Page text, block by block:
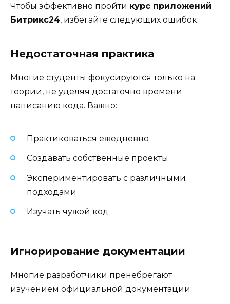
Чтобы эффективно пройти курс приложений
Битрикс24, избегайте следующих ошибок:
Недостаточная практика
Многие студенты фокусируются только на
теории, не уделяя достаточно времени
написанию кода. Важно:
Практиковаться ежедневно
Создавать собственные проекты
Экспериментировать с различными
подходами
Изучать чужой код
Игнорирование документации
Многие разработчики пренебрегают
изучением официальной документации: